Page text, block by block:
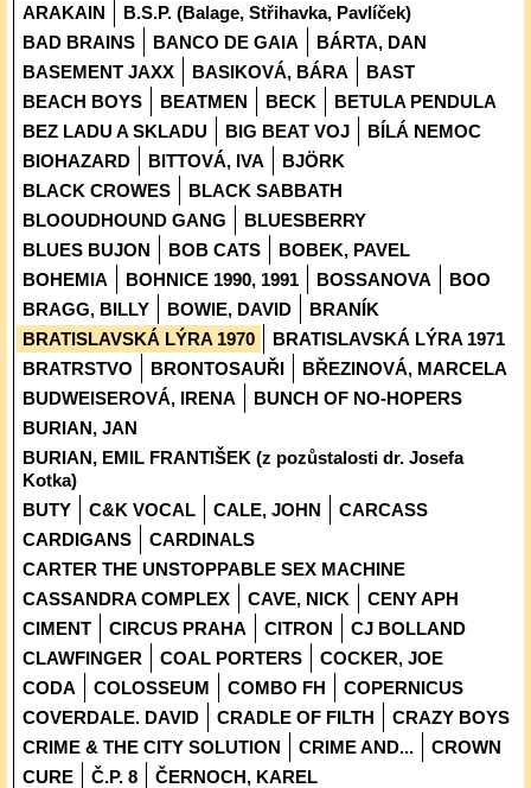
ARAKAIN
B.S.P. (Balage, Střihavka, Pavlíček)
BAD BRAINS
BANCO DE GAIA
BÁRTA, DAN
BASEMENT JAXX
BASIKOVÁ, BÁRA
BAST
BEACH BOYS
BEATMEN BECK
BETULA PENDULA
BEZ LADU A SKLADU
BIG BEAT VOJ
BÍLÁ NEMOC
BIOHAZARD
BITTOVÁ, IVA
BJÖRK
BLACK CROWES
BLACK SABBATH
BLOOUDHOUND GANG
BLUESBERRY
BLUES BUJON
BOB CATS
BOBEK, PAVEL
BOHEMIA
BOHNICE 1990, 1991 BOSSANOVA
BOO
BRAGG, BILLY
BOWIE, DAVID
BRANÍK
BRATISLAVSKÁ LÝRA 1970
BRATISLAVSKÁ LÝRA 1971
BRATRSTVO
BRONTOSAUŘI
BŘEZINOVÁ, MARCELA
BUDWEISEROVÁ, IRENA
BUNCH OF NO-HOPERS
BURIAN, JAN
BURIAN, EMIL FRANTIŠEK (z pozůstalosti dr. Josefa
Kotka)
BUTY
C&K VOCAL CALE, JOHN
CARCASS
CARDIGANS
CARDINALS
CARTER THE UNSTOPPABLE SEX MACHINE
CASSANDRA COMPLEX
CAVE, NICK
CENY APH
CIMENT
CIRCUS PRAHA CITRON
CJ BOLLAND
CLAWFINGER
COAL PORTERS
COCKER, JOE
CODA
COLOSSEUM COMBO FH
COPERNICUS
COVERDALE. DAVID
CRADLE OF FILTH
CRAZY BOYS
CRIME & THE CITY SOLUTION
CRIME AND...
CROWN
CURE
Č.P. 8
ČERNOCH, KAREL